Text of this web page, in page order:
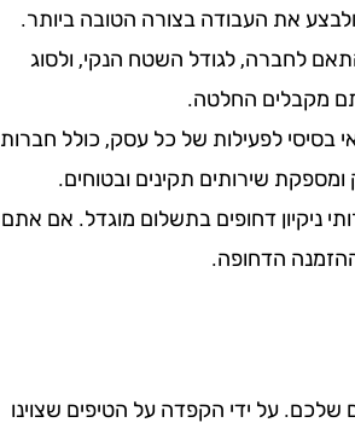
את העבודה בצורה הטובה ביותר.
לחברה, לגודל השטח הנקי, ולסוג
מקבלים החלטה.
בסיסי לפעילות של כל עסק, כולל חברות
שירותים תקינים ובטוחים.
ניקיון דחופים בתשלום מוגדל. אם אתם
הדחופה.
על ידי הקפדה על הטיפים שצוינו